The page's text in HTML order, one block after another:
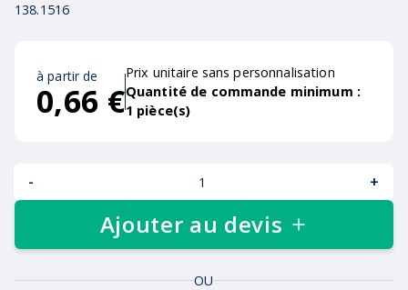
138.1516
à partir de
0,66 €
Prix unitaire sans personnalisation
Quantité de commande minimum :
1 pièce(s)
- +
Ajouter au devis
OU